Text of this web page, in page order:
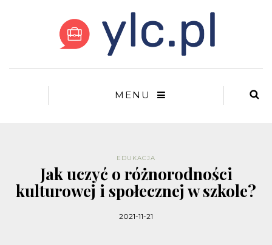
MENU
EDUKACJA
Jak uczyć o różnorodności
kulturowej i społecznej w szkole?
2021-11-21